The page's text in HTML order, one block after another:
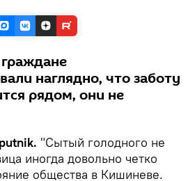
наглядно, что заботу
рядом, они не
"Сытый голодного не
иногда довольно четко
общества в Кишиневе.